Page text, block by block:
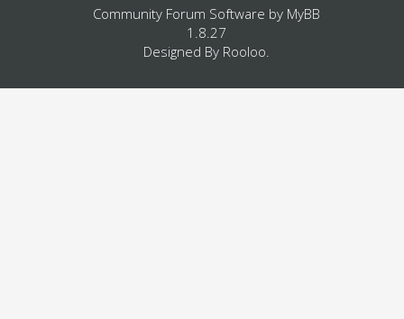
Community Forum Software by MyBB
1.8.27
Designed By Rooloo